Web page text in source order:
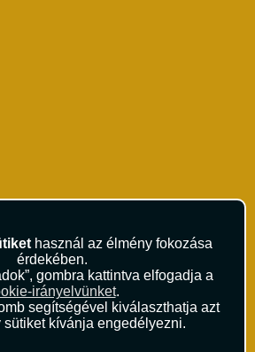
használ az élmény fokozása
érdekében.
gombra kattintva elfogadja a
irányelvünket.
segítségével kiválaszthatja azt
sütiket kívánja engedélyezni.
Feltételek
Feltételek
Feltételek
Feltételek